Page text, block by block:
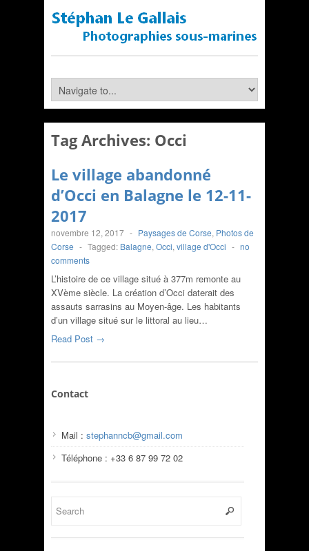
Tag Archives: Occi
Le village abandonné
d’Occi en Balagne le 12-11-
2017
novembre 12, 2017 - Paysages de Corse, Photos de
Corse - Tagged: Balagne, Occi, village d'Occi - no
comments
L’histoire de ce village situé à 377m remonte au
XVème siècle. La création d’Occi daterait des
assauts sarrasins au Moyen-âge. Les habitants
d’un village situé sur le littoral au lieu…
Read Post →
Contact
Mail : stephanncb@gmail.com
Téléphone : +33 6 87 99 72 02